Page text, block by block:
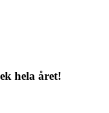
hela året!